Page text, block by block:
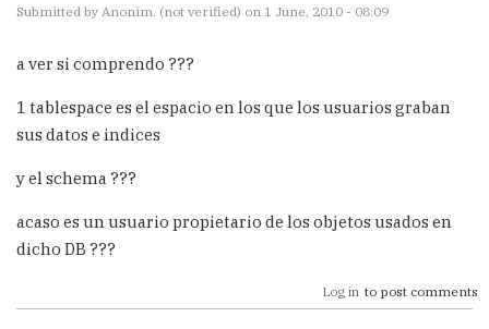
Submitted by Anonim. (not verified) on 1 June, 2010 - 08:09
a ver si comprendo ???
1 tablespace es el espacio en los que los usuarios graban
sus datos e indices
y el schema ???
acaso es un usuario propietario de los objetos usados en
dicho DB ???
Log in to post comments